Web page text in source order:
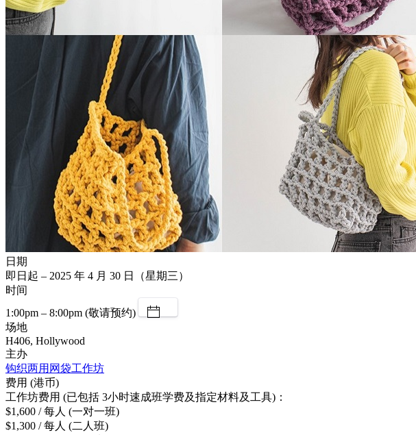
日期
即日起 – 2025 年 4 月 30 日（星期三）
时间
1:00pm – 8:00pm (敬请预约)
场地
H406, Hollywood
主办
钩织两用网袋工作坊
费用 (港币)
工作坊费用 (已包括 3小时速成班学费及指定材料及工具)：
$1,600 / 每人 (一对一班)
$1,300 / 每人 (二人班)